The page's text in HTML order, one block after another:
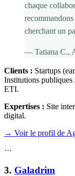
chaque
cherchant un
— Tatiana C.,
Clients : Startups
Institutions
ETI.
Expertises : Site
digital.
→ Voir le profil de
···
3. Galadrim